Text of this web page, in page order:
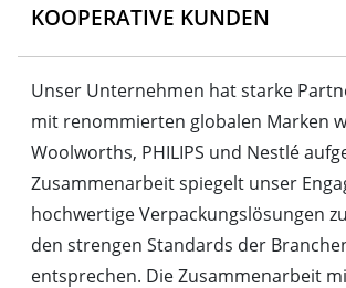
KOOPERATIVE KUNDEN
Unser Unternehmen hat starke
mit renommierten globalen Marken
Woolworths, PHILIPS und Nestlé
Zusammenarbeit spiegelt unser
hochwertige Verpackungslösungen
den strengen Standards der
entsprechen. Die Zusammenarbeit